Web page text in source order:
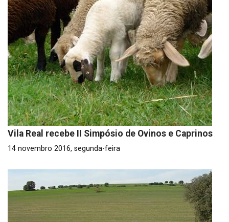
Vila Real recebe II Simpósio de Ovinos e Caprinos
14 novembro 2016, segunda-feira